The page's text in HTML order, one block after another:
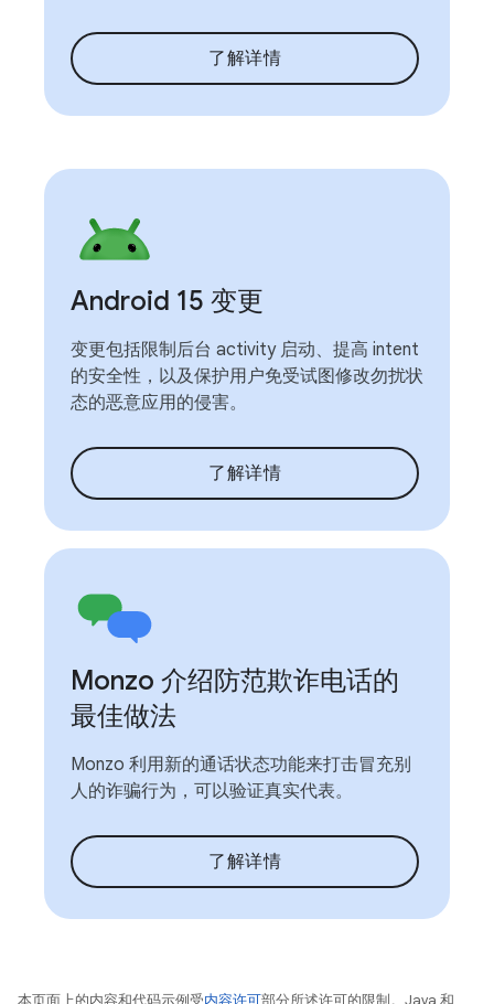
了解详情
Android 15 变更
变更包括限制后台 activity 启动、提高 intent
的安全性，以及保护用户免受试图修改勿扰状
态的恶意应用的侵害。
了解详情
Monzo 介绍防范欺诈电话的
最佳做法
Monzo 利用新的通话状态功能来打击冒充别
人的诈骗行为，可以验证真实代表。
了解详情
本页面上的内容和代码示例受内容许可部分所述许可的限制。Java 和